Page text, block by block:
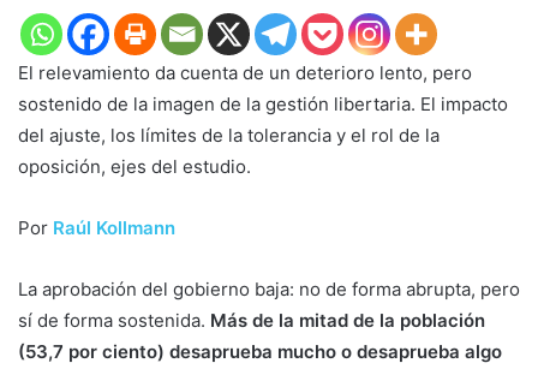
El relevamiento da cuenta de un deterioro lento, pero
sostenido de la imagen de la gestión libertaria. El impacto
del ajuste, los límites de la tolerancia y el rol de la
oposición, ejes del estudio.
Por Raúl Kollmann
La aprobación del gobierno baja: no de forma abrupta, pero
sí de forma sostenida. Más de la mitad de la población
(53,7 por ciento) desaprueba mucho o desaprueba algo